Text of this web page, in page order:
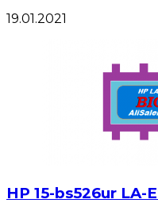
19.01.2021
HP 15-bs526ur LA-